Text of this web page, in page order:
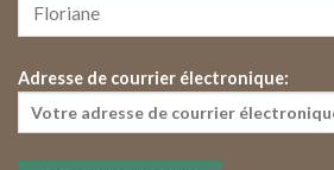
Adresse de courrier électronique: